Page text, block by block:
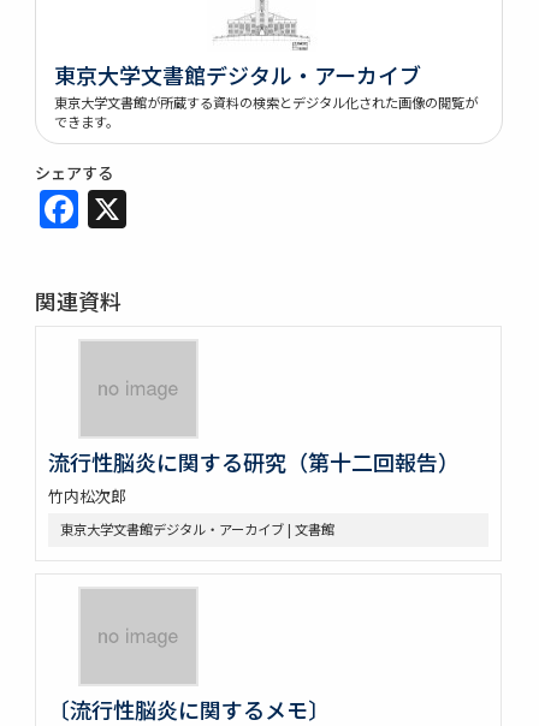
東京大学文書館デジタル・アーカイブ
東京大学文書館が所蔵する資料の検索とデジタル化された画像の閲覧が
できます。
シェアする
Facebook
関連資料
流行性脳炎に関する研究（第十二回報告）
竹内松次郎
東京大学文書館デジタル・アーカイブ | 文書館
〔流行性脳炎に関するメモ〕